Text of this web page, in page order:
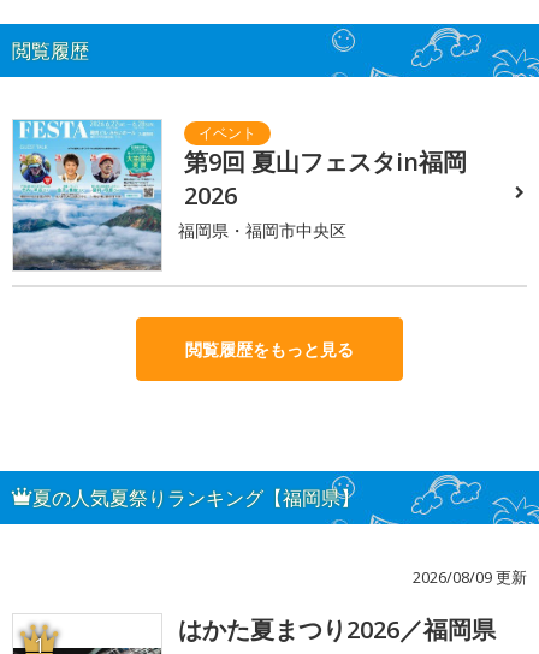
閲覧履歴
第9回 夏山フェスタin福岡
2026
福岡県・福岡市中央区
閲覧履歴をもっと見る
夏の人気夏祭りランキング【福岡県】
2026/08/09 更新
1 はかた夏まつり2026／福岡県